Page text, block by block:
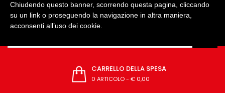
CARRELLO DELLA SPESA
0 ARTICOLO- € 0,00
Chiudendo questo banner, scorrendo questa pagina, cliccando
su un link o proseguendo la navigazione in altra maniera,
acconsenti all’uso dei cookie.